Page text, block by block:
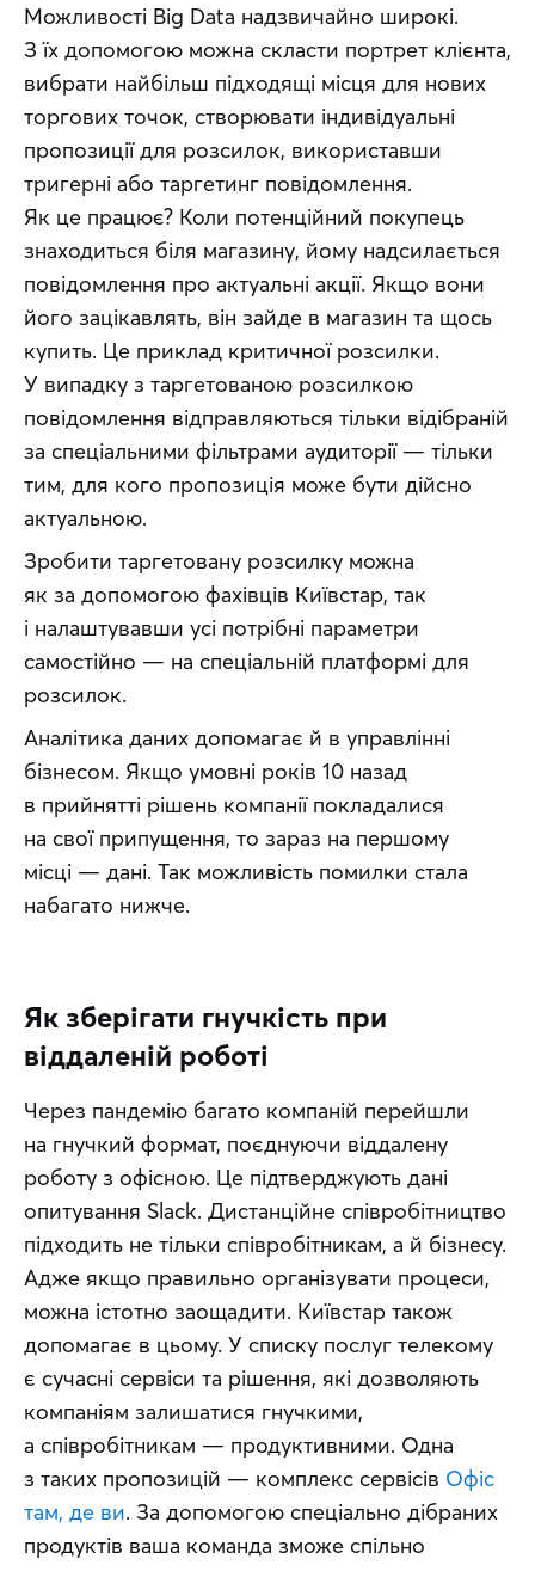
Можливості Big Data надзвичайно широкі.
З їх допомогою можна скласти портрет клієнта,
вибрати найбільш підходящі місця для нових
торгових точок, створювати індивідуальні
пропозиції для розсилок, використавши
тригерні або таргетинг повідомлення.
Як це працює? Коли потенційний покупець
знаходиться біля магазину, йому надсилається
повідомлення про актуальні акції. Якщо вони
його зацікавлять, він зайде в магазин та щось
купить. Це приклад критичної розсилки.
У випадку з таргетованою розсилкою
повідомлення відправляються тільки відібраній
за спеціальними фільтрами аудиторії — тільки
тим, для кого пропозиція може бути дійсно
актуальною.
Зробити таргетовану розсилку можна
як за допомогою фахівців Київстар, так
і налаштувавши усі потрібні параметри
самостійно — на спеціальній платформі для
розсилок.
Аналітика даних допомагає й в управлінні
бізнесом. Якщо умовні років 10 назад
в прийнятті рішень компанії покладалися
на свої припущення, то зараз на першому
місці — дані. Так можливість помилки стала
набагато нижче.
Як зберігати гнучкість при
віддаленій роботі
Через пандемію багато компаній перейшли
на гнучкий формат, поєднуючи віддалену
роботу з офісною. Це підтверджують дані
опитування Slack. Дистанційне співробітництво
підходить не тільки співробітникам, а й бізнесу.
Адже якщо правильно організувати процеси,
можна істотно заощадити. Київстар також
допомагає в цьому. У списку послуг телекому
є сучасні сервіси та рішення, які дозволяють
компаніям залишатися гнучкими,
а співробітникам — продуктивними. Одна
з таких пропозицій — комплекс сервісів Офіс
там, де ви. За допомогою спеціально дібраних
продуктів ваша команда зможе спільно